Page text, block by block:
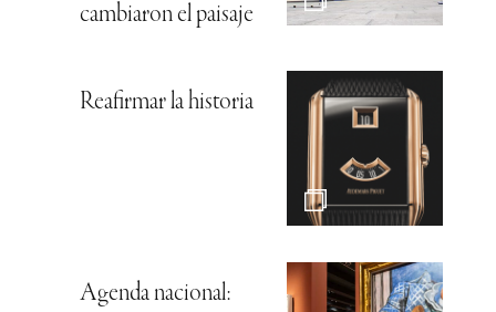
cambiaron el paisaje
Reafirmar la historia
Agenda nacional: